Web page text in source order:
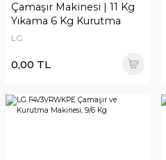
Çamaşır Makinesi | 11 Kg
Yıkama 6 Kg Kurutma
Kapasitesi | Steam+™
LG
0,00 TL